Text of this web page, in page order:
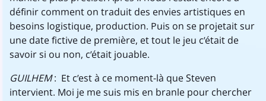
définir comment on traduit des envies artistiques en
besoins logistique, production. Puis on se projetait sur
une date fictive de première, et tout le jeu c’était de
savoir si ou non, c’était jouable.
GUILHEM: Et c’est à ce moment-là que Steven
intervient. Moi je me suis mis en branle pour chercher